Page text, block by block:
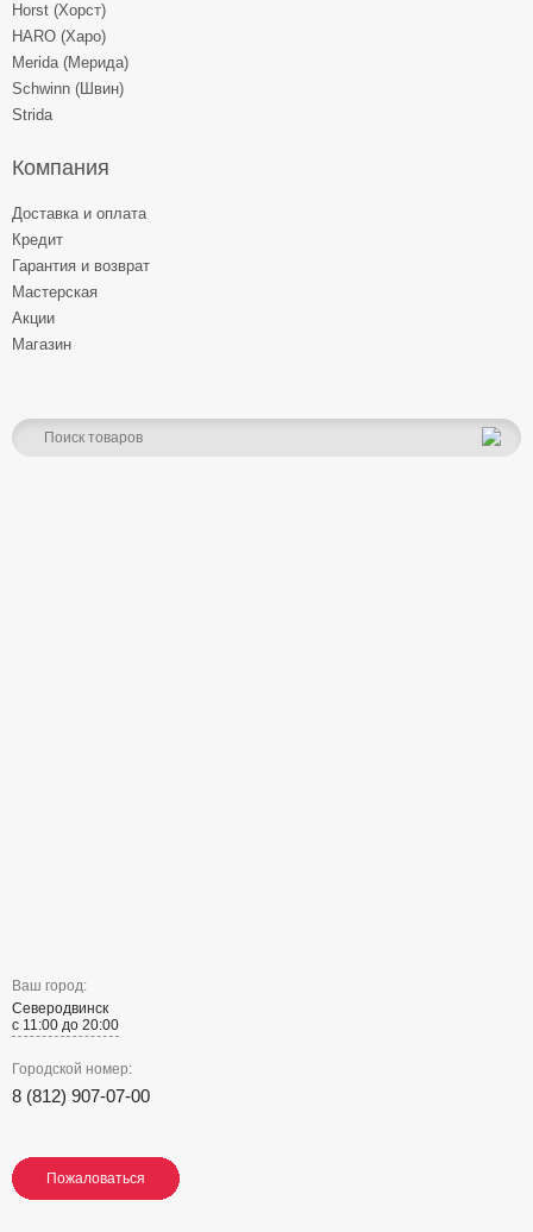
Horst (Хорст)
HARO (Харо)
Merida (Мерида)
Schwinn (Швин)
Strida
Компания
Доставка и оплата
Кредит
Гарантия и возврат
Мастерская
Акции
Магазин
Ваш город:
Северодвинск
с 11:00 до 20:00
Городской номер:
8 (812) 907-07-00
Пожаловаться
Пожаловаться
Пожаловаться